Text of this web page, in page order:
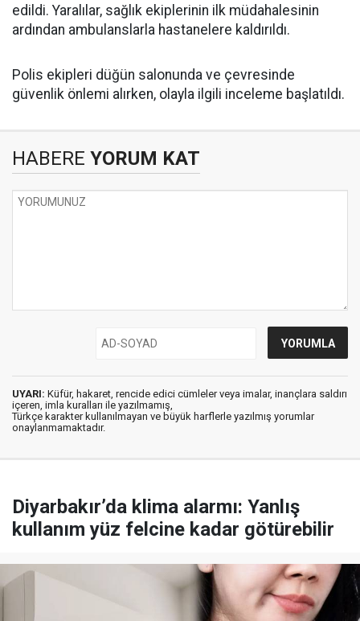
edildi. Yaralılar, sağlık ekiplerinin ilk müdahalesinin
ardından ambulanslarla hastanelere kaldırıldı.
Polis ekipleri düğün salonunda ve çevresinde
güvenlik önlemi alırken, olayla ilgili inceleme başlatıldı.
HABERE YORUM KAT
UYARI: Küfür, hakaret, rencide edici cümleler veya imalar, inançlara saldırı
içeren, imla kuralları ile yazılmamış,
Türkçe karakter kullanılmayan ve büyük harflerle yazılmış yorumlar
onaylanmamaktadır.
Diyarbakır’da klima alarmı: Yanlış
kullanım yüz felcine kadar götürebilir